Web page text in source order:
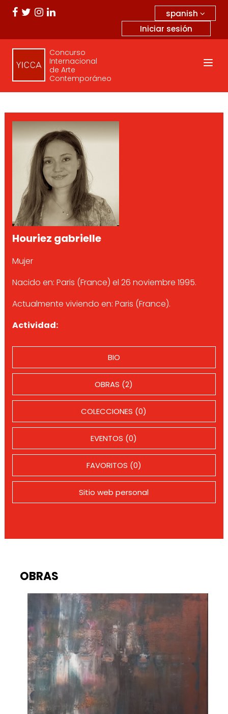
spanish
Iniciar sesión
Concurso
Internacional
de Arte
Contemporáneo
Houriez gabrielle
Mujer
Nacido en: Paris (France) el 26 noviembre 1995.
Actualmente viviendo en: Paris (France).
Actividad:
BIO
OBRAS (2)
COLECCIONES (0)
EVENTOS (0)
FAVORITOS (0)
Sitio web personal
OBRAS